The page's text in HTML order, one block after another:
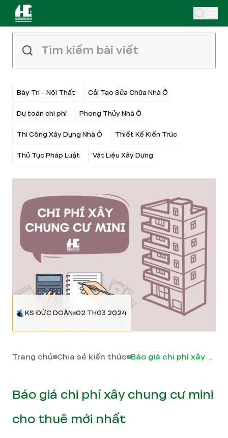
Bày Trí - Nội Thất Cải Tạo Sửa Chữa Nhà Ở
Dự toán chi phí Phong Thủy Nhà Ở
Thi Công Xây Dựng Nhà Ở Thiết Kế Kiến Trúc
Thủ Tục Pháp Luật Vật Liệu Xây Dựng
KS ĐỨC DOÃN 02 TH03 2024
Trang chủ Chia sẻ kiến thức Báo giá chi phí xây chung cư mini cho thuê mới nhất
Báo giá chi phí xây chung cư mini
cho thuê mới nhất